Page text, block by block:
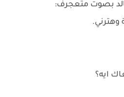
خالد بصوت متعجرف:
وهترني.
ايه؟